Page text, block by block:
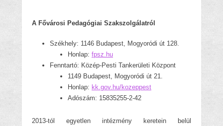
A Fővárosi Pedagógiai Szakszolgálatról
Székhely: 1146 Budapest, Mogyoródi út 128.
Honlap: fpsz.hu
Fenntartó: Közép-Pesti Tankerületi Központ
1149 Budapest, Mogyoródi út 21.
Honlap: kk.gov.hu/kozeppest
Adószám: 15835255-2-42
2013-tól egyetlen intézmény keretein belül